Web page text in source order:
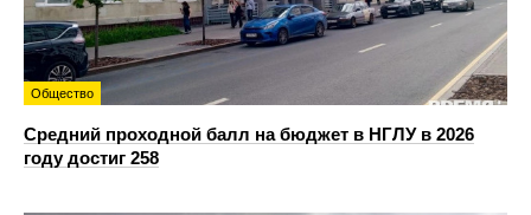
Общество
Средний проходной балл на бюджет в НГЛУ в 2026
году достиг 258